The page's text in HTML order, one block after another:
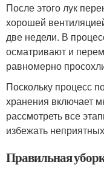
После этого лук
хорошей
две недели. В
осматривают и
равномерно
Поскольку процесс
хранения включает
рассмотреть все
избежать
Правильная